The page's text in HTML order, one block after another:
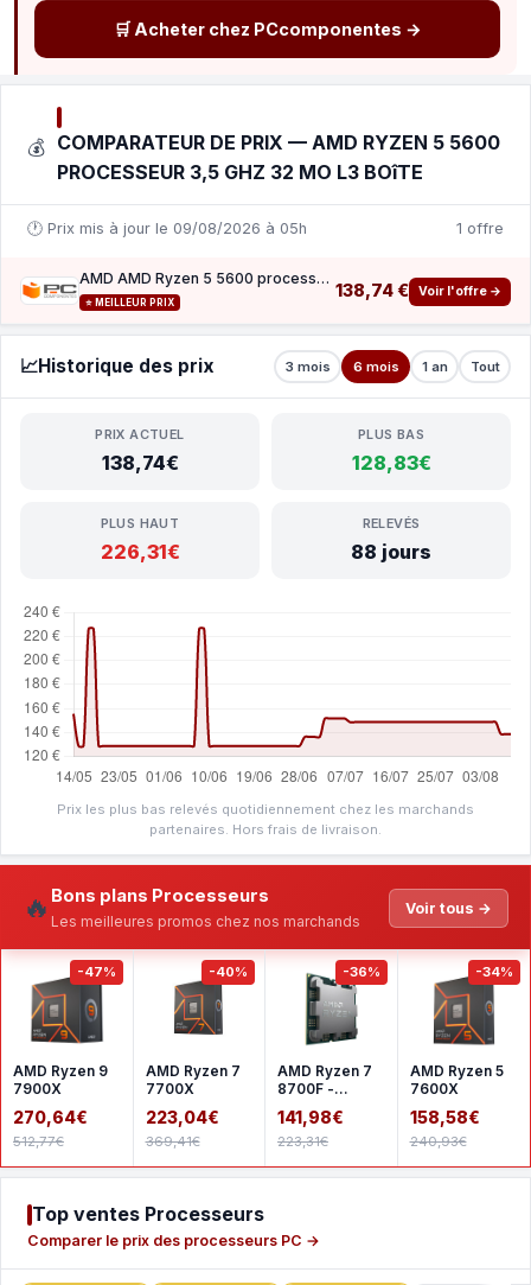
🛒 Acheter chez PCcomponentes →
💰 COMPARATEUR DE PRIX — AMD RYZEN 5 5600
PROCESSEUR 3,5 GHZ 32 MO L3 BOîTE
🕐 Prix mis à jour le 09/08/2026 à 05h 1 offre
AMD AMD Ryzen 5 5600 processeur 3,5 GHz 32 Mo L3 Boîte
⭐ MEILLEUR PRIX
138,74 € Voir l'offre →
📈Historique des prix 3 mois 6 mois 1 an Tout
PRIX ACTUEL
138,74€
PLUS BAS
128,83€
PLUS HAUT
226,31€
RELEVÉS
88 jours
Prix les plus bas relevés quotidiennement chez les marchands
partenaires. Hors frais de livraison.
🔥 Bons plans Processeurs
Les meilleures promos chez nos marchands
Voir tous →
-47%
AMD Ryzen 9
7900X
270,64€
512,77€
-40%
AMD Ryzen 7
7700X
223,04€
369,41€
-36%
AMD Ryzen 7
8700F -
Version tray
141,98€
223,31€
-34%
AMD Ryzen 5
7600X
158,58€
240,93€
Top ventes Processeurs
Comparer le prix des processeurs PC →